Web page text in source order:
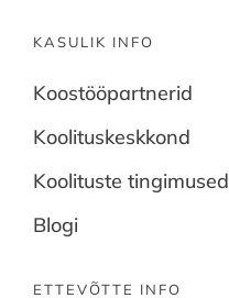
KASULIK INFO
Koostööpartnerid
Koolituskeskkond
Koolituste tingimused
Blogi
ETTEVÕTTE INFO